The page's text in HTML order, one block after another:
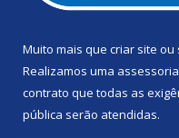
Muito mais que criar site ou
Realizamos uma assessoria
contrato que todas as
pública serão atendidas.